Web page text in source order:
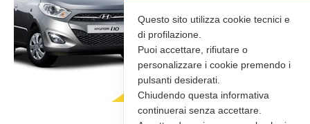
Questo sito utilizza cookie tecnici e
di profilazione.
Puoi accettare, rifiutare o
personalizzare i cookie premendo i
pulsanti desiderati.
Chiudendo questa informativa
continuerai senza accettare.